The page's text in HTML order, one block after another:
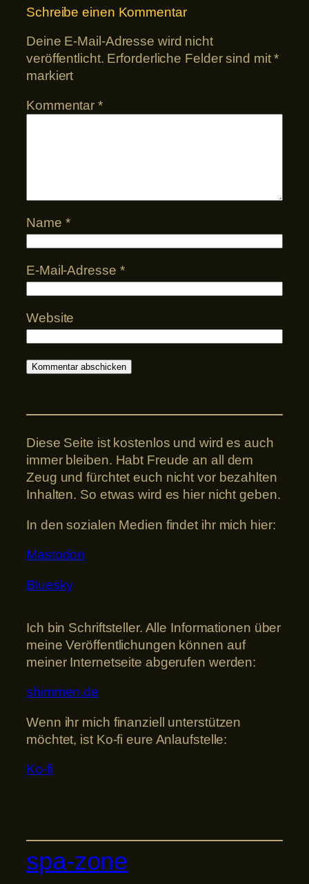
Schreibe einen Kommentar
Deine E-Mail-Adresse wird nicht
veröffentlicht. Erforderliche Felder sind mit*
markiert
Kommentar*
Name *
E-Mail-Adresse *
Website
Diese Seite ist kostenlos und wird es auch
immer bleiben. Habt Freude an all dem
Zeug und fürchtet euch nicht vor bezahlten
Inhalten. So etwas wird es hier nicht geben.
In den sozialen Medien findet ihr mich hier:
Mastodon
Bluesky
Ich bin Schriftsteller. Alle Informationen über
meine Veröffentlichungen können auf
meiner Internetseite abgerufen werden:
shimmen.de
Wenn ihr mich finanziell unterstützen
möchtet, ist Ko-fi eure Anlaufstelle:
Ko-fi
spa-zone